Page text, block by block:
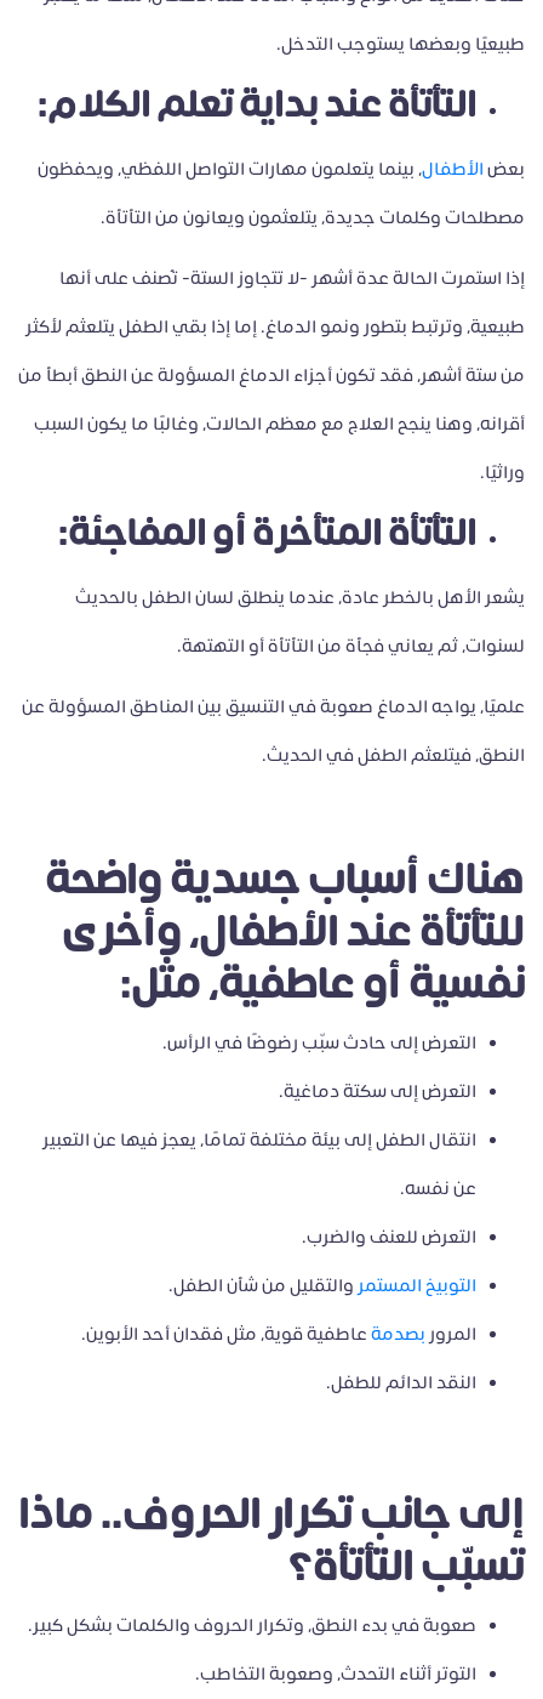
طبيعيًا وبعضها يستوجب التدخل.
التأتأة عند بداية تعلم الكلام:
بعض الأطفال، بينما يتعلمون مهارات التواصل اللفظي، ويحفظون
مصطلحات وكلمات جديدة، يتلعثمون ويعانون من التأتأة.
إذا استمرت الحالة عدة أشهر -لا تتجاوز الستة- تُصنف على أنها
طبيعية، وترتبط بتطور ونمو الدماغ. إما إذا بقي الطفل يتلعثم لأكثر
من ستة أشهر، فقد تكون أجزاء الدماغ المسؤولة عن النطق أبطأ من
أقرانه، وهنا ينجح العلاج مع معظم الحالات، وغالبًا ما يكون السبب
وراثيًا.
التأتأة المتأخرة أو المفاجئة:
يشعر الأهل بالخطر عادة، عندما ينطلق لسان الطفل بالحديث
لسنوات، ثم يعاني فجأة من التأتأة أو التهتهة.
علميًا، يواجه الدماغ صعوبة في التنسيق بين المناطق المسؤولة عن
النطق، فيتلعثم الطفل في الحديث.
هناك أسباب جسدية واضحة
للتأتأة عند الأطفال، وأخرى
نفسية أو عاطفية، مثل:
التعرض إلى حادث سبّب رضوضًا في الرأس.
التعرض إلى سكتة دماغية.
انتقال الطفل إلى بيئة مختلفة تمامًا، يعجز فيها عن التعبير
عن نفسه.
التعرض للعنف والضرب.
التوبيخ المستمر والتقليل من شأن الطفل.
المرور بصدمة عاطفية قوية، مثل فقدان أحد الأبوين.
النقد الدائم للطفل.
إلى جانب تكرار الحروف.. ماذا
تسبّب التأتأة؟
صعوبة في بدء النطق، وتكرار الحروف والكلمات بشكل كبير.
التوتر أثناء التحدث، وصعوبة التخاطب.